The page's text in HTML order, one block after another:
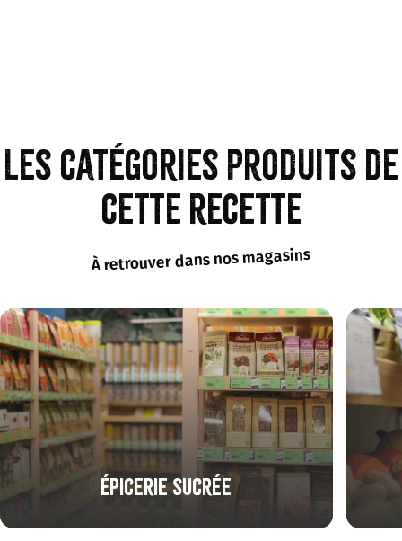
Les catégories produits de
cette recette
À retrouver dans nos magasins
Épicerie sucrée